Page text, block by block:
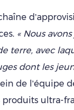
« Nous
terre, avec
dont les
de l’équipe
produits ultra-